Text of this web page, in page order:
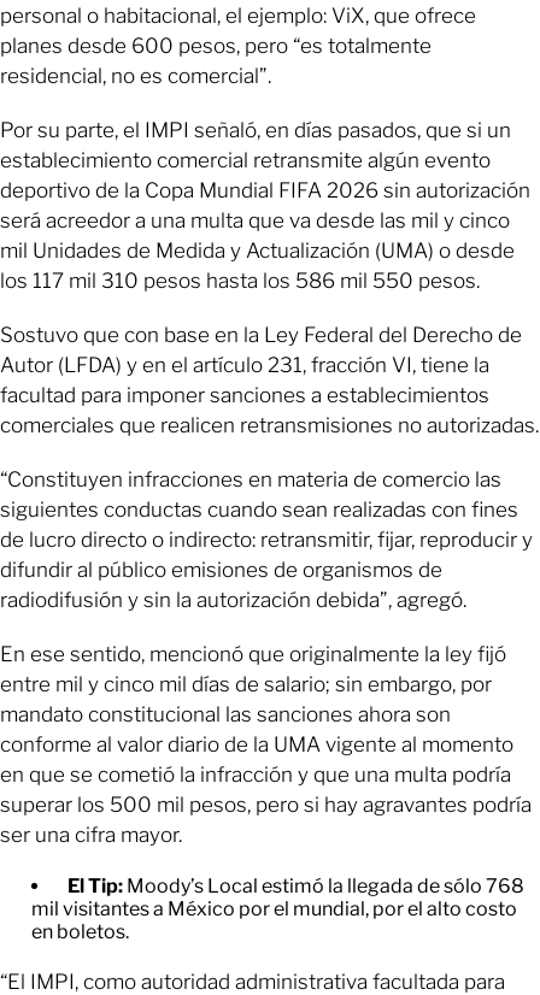
personal o habitacional, el ejemplo: ViX, que ofrece
planes desde 600 pesos, pero “es totalmente
residencial, no es comercial”.
Por su parte, el IMPI señaló, en días pasados, que si un
establecimiento comercial retransmite algún evento
deportivo de la Copa Mundial FIFA 2026 sin autorización
será acreedor a una multa que va desde las mil y cinco
mil Unidades de Medida y Actualización (UMA) o desde
los 117 mil 310 pesos hasta los 586 mil 550 pesos.
Sostuvo que con base en la Ley Federal del Derecho de
Autor (LFDA) y en el artículo 231, fracción VI, tiene la
facultad para imponer sanciones a establecimientos
comerciales que realicen retransmisiones no autorizadas.
“Constituyen infracciones en materia de comercio las
siguientes conductas cuando sean realizadas con fines
de lucro directo o indirecto: retransmitir, fijar, reproducir y
difundir al público emisiones de organismos de
radiodifusión y sin la autorización debida”, agregó.
En ese sentido, mencionó que originalmente la ley fijó
entre mil y cinco mil días de salario; sin embargo, por
mandato constitucional las sanciones ahora son
conforme al valor diario de la UMA vigente al momento
en que se cometió la infracción y que una multa podría
superar los 500 mil pesos, pero si hay agravantes podría
ser una cifra mayor.
El Tip: Moody’s Local estimó la llegada de sólo 768
mil visitantes a México por el mundial, por el alto costo
en boletos.
“El IMPI, como autoridad administrativa facultada para